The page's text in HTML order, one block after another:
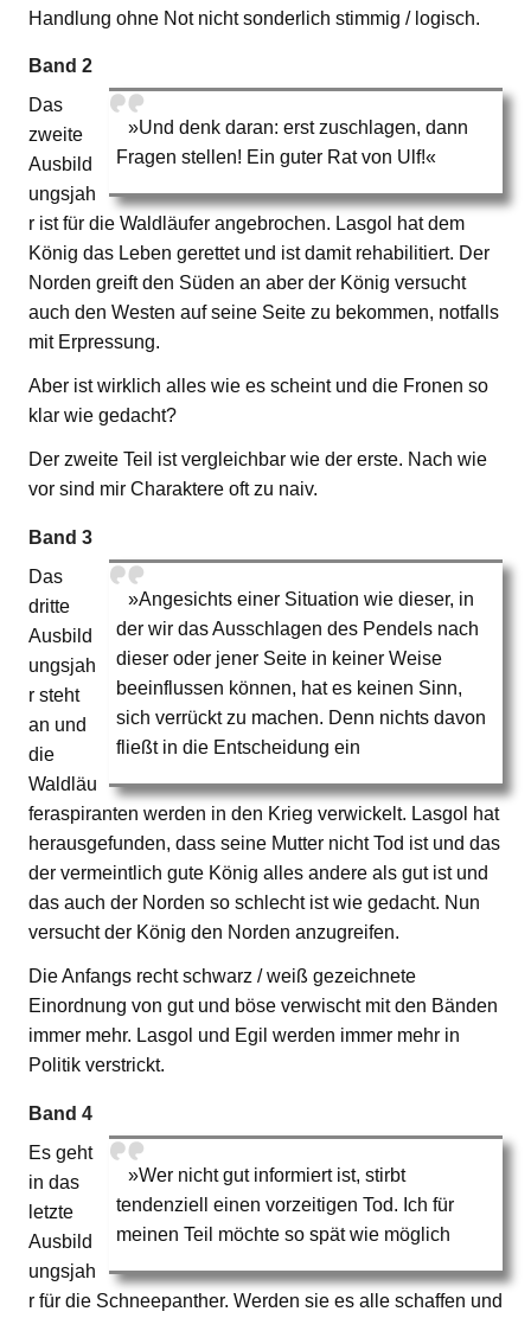
Handlung ohne Not nicht sonderlich stimmig / logisch.
Band 2
»Und denk daran: erst zuschlagen, dann
Fragen stellen! Ein guter Rat von Ulf!«
Das
zweite
Ausbild
ungsjah
r ist für die Waldläufer angebrochen. Lasgol hat dem
König das Leben gerettet und ist damit rehabilitiert. Der
Norden greift den Süden an aber der König versucht
auch den Westen auf seine Seite zu bekommen, notfalls
mit Erpressung.
Aber ist wirklich alles wie es scheint und die Fronen so
klar wie gedacht?
Der zweite Teil ist vergleichbar wie der erste. Nach wie
vor sind mir Charaktere oft zu naiv.
Band 3
»Angesichts einer Situation wie dieser, in
der wir das Ausschlagen des Pendels nach
dieser oder jener Seite in keiner Weise
beeinflussen können, hat es keinen Sinn,
sich verrückt zu machen. Denn nichts davon
fließt in die Entscheidung ein
Das
dritte
Ausbild
ungsjah
r steht
an und
die
Waldläu
feraspiranten werden in den Krieg verwickelt. Lasgol hat
herausgefunden, dass seine Mutter nicht Tod ist und das
der vermeintlich gute König alles andere als gut ist und
das auch der Norden so schlecht ist wie gedacht. Nun
versucht der König den Norden anzugreifen.
Die Anfangs recht schwarz / weiß gezeichnete
Einordnung von gut und böse verwischt mit den Bänden
immer mehr. Lasgol und Egil werden immer mehr in
Politik verstrickt.
Band 4
»Wer nicht gut informiert ist, stirbt
tendenziell einen vorzeitigen Tod. Ich für
meinen Teil möchte so spät wie möglich
Es geht
in das
letzte
Ausbild
ungsjah
r für die Schneepanther. Werden sie es alle schaffen und